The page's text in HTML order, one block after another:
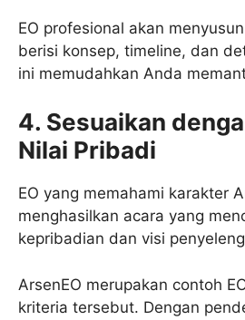
EO profesional akan
berisi konsep, timeline, dan
ini memudahkan Anda
4. Sesuaikan
Nilai Pribadi
EO yang memahami karakter
menghasilkan acara yang
kepribadian dan visi
ArsenEO merupakan contoh
kriteria tersebut. Dengan